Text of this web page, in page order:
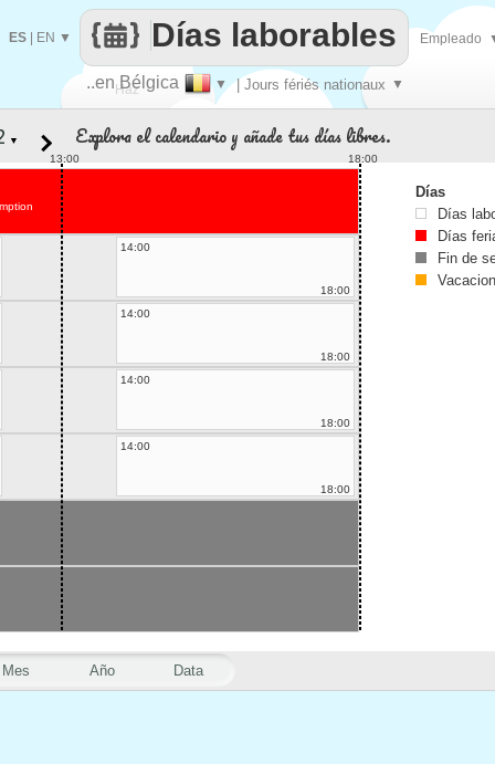
Haz
..en Bélgica ▼ | Jours fériés nationaux ▼
Días laborables
ES EN ▼ Empleado
Mes Año Data
▼ Explora el calendario y añade tus días libres.
13:00 18:00
14:00
18:00
14:00
18:00
14:00
18:00
14:00
18:00
Días
Días
Días
Fin de